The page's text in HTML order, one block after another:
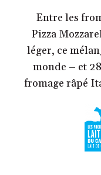
Entre les
Pizza
léger, ce
monde – et
fromage râpé